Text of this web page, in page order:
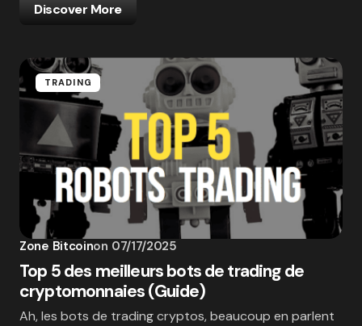
Discover More
TRADING
Zone Bitcoinon 07/17/2025
Top 5 des meilleurs bots de trading de
cryptomonnaies (Guide)
Ah, les bots de trading cryptos, beaucoup en parlent